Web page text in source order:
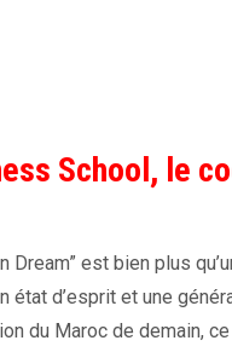
School, le
Dream” est bien plus
état d’esprit et une
du Maroc de demain,